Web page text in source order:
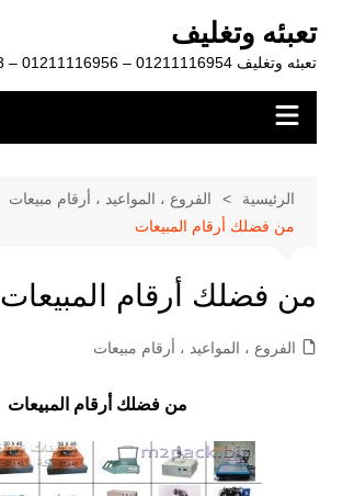
المحتوى
تعبئه وتغليف
تعبئه وتغليف 01211116954 – 01211116956 – 01211116958
الرئيسية
الفروع ، المواعيد ، أرقام مبيعات
من فضلك أرقام المبيعات
من فضلك أرقام المبيعات
الفروع ، المواعيد ، أرقام مبيعات
من فضلك أرقام المبيعات